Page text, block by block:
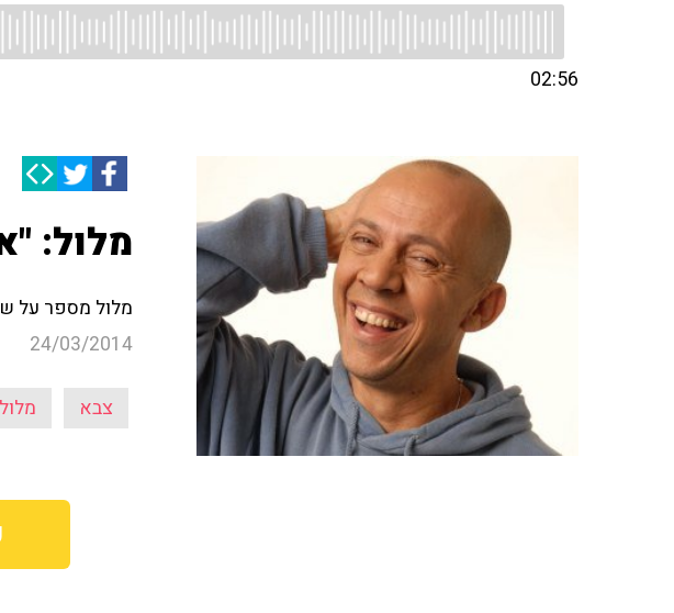
02:56
מלול:
מלול מספר על
24/03/2014
צבא מלול